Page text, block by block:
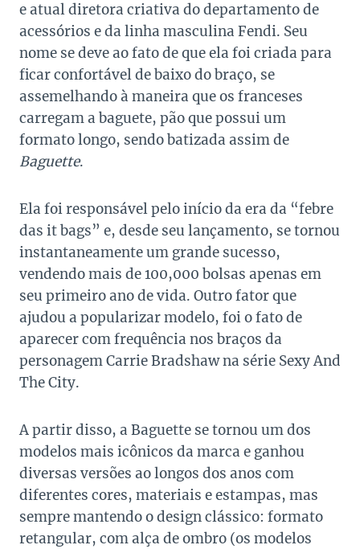
e atual diretora criativa do departamento de
acessórios e da linha masculina Fendi. Seu
nome se deve ao fato de que ela foi criada para
ficar confortável de baixo do braço, se
assemelhando à maneira que os franceses
carregam a baguete, pão que possui um
formato longo, sendo batizada assim de
Baguette.
Ela foi responsável pelo início da era da “febre
das it bags” e, desde seu lançamento, se tornou
instantaneamente um grande sucesso,
vendendo mais de 100,000 bolsas apenas em
seu primeiro ano de vida. Outro fator que
ajudou a popularizar modelo, foi o fato de
aparecer com frequência nos braços da
personagem Carrie Bradshaw na série Sexy And
The City.
A partir disso, a Baguette se tornou um dos
modelos mais icônicos da marca e ganhou
diversas versões ao longos dos anos com
diferentes cores, materiais e estampas, mas
sempre mantendo o design clássico: formato
retangular, com alça de ombro (os modelos